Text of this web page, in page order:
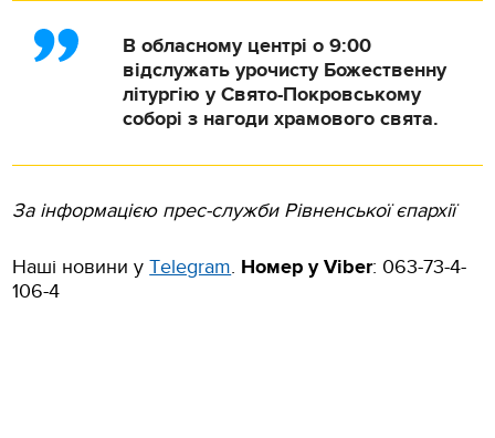
В обласному центрі о 9:00
відслужать урочисту Божественну
літургію у Свято-Покровському
соборі з нагоди храмового свята.
За інформацією прес-служби Рівненської єпархії
Наші новини уТelegram. Номер у Viber: 063-73-4-
106-4